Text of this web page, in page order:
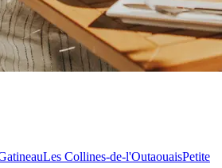
Les Collines-de-l'OutaouaisPetite